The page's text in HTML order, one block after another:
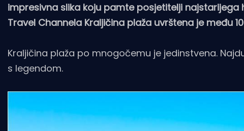
impresivna slika koju pamte posjetitelji
Travel Channela Kraljičina plaža uvrštena je među
Kraljičina plaža po mnogočemu je jedinstvena.
s legendom.